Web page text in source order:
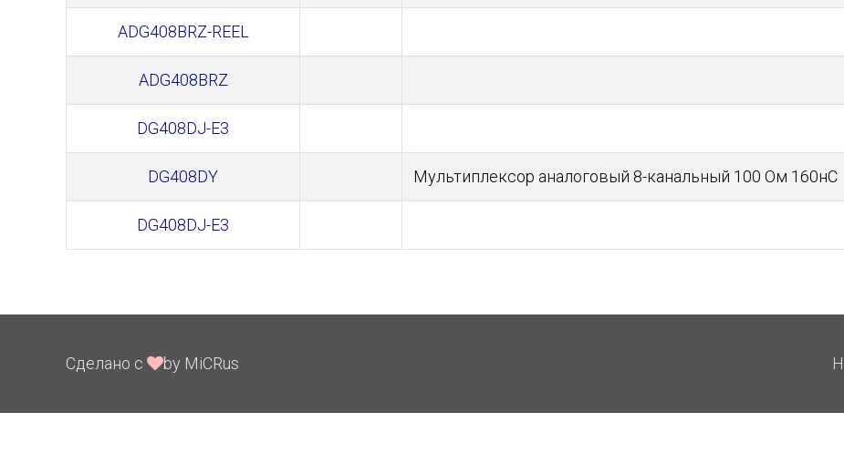
ADG408BRZ-REEL
ADG408BRZ
DG408DJ-E3
DG408DY Мультиплексор аналоговый 8-канальный 100 Ом 160нС
DG408DJ-E3
Сделано с by MiCRus